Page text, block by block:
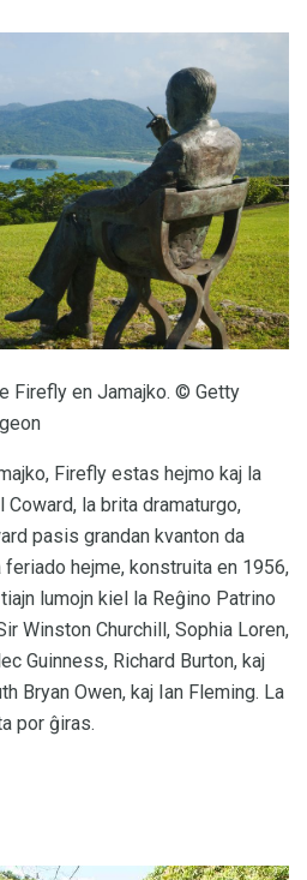
Firefly en Jamajko. © Getty
Firefly estas hejmo kaj la
la brita dramaturgo,
pasis grandan kvanton da
hejme, konstruita en 1956,
lumojn kiel la Reĝino Patrino
Winston Churchill, Sophia Loren,
Guinness, Richard Burton, kaj
Bryan Owen, kaj Ian Fleming. La
por ĝiras.